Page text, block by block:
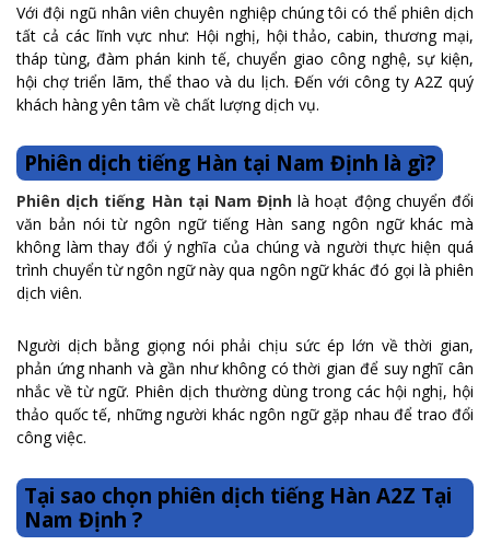
Với đội ngũ nhân viên chuyên nghiệp chúng tôi có thể phiên dịch
tất cả các lĩnh vực như: Hội nghị, hội thảo, cabin, thương mại,
tháp tùng, đàm phán kinh tế, chuyển giao công nghệ, sự kiện,
hội chợ triển lãm, thể thao và du lịch. Đến với công ty A2Z quý
khách hàng yên tâm về chất lượng dịch vụ.
Phiên dịch tiếng Hàn tại Nam Định là gì?
Phiên dịch tiếng Hàn tại Nam Định là hoạt động chuyển đổi
văn bản nói từ ngôn ngữ tiếng Hàn sang ngôn ngữ khác mà
không làm thay đổi ý nghĩa của chúng và người thực hiện quá
trình chuyển từ ngôn ngữ này qua ngôn ngữ khác đó gọi là phiên
dịch viên.
Người dịch bằng giọng nói phải chịu sức ép lớn về thời gian,
phản ứng nhanh và gần như không có thời gian để suy nghĩ cân
nhắc về từ ngữ. Phiên dịch thường dùng trong các hội nghị, hội
thảo quốc tế, những người khác ngôn ngữ gặp nhau để trao đổi
công việc.
Tại sao chọn phiên dịch tiếng Hàn A2Z Tại
Nam Định ?